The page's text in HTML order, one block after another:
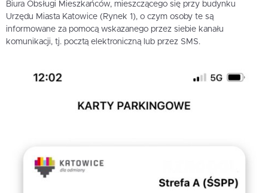
Biura Obsługi Mieszkańców, mieszczącego się przy budynku
Urzędu Miasta Katowice (Rynek 1), o czym osoby te są
informowane za pomocą wskazanego przez siebie kanału
komunikacji, tj. pocztą elektroniczną lub przez SMS.